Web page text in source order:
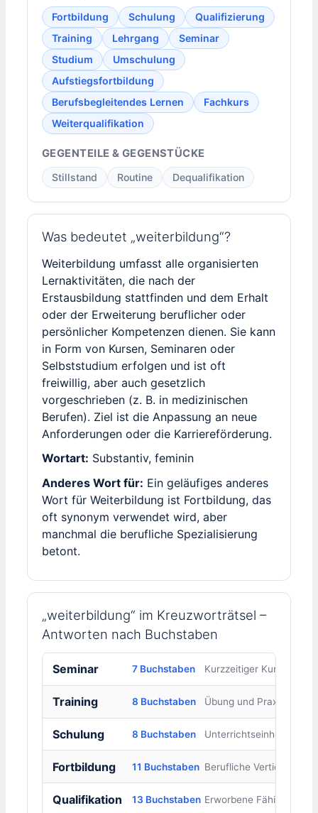
Fortbildung Schulung
Qualifizierung
Training
Lehrgang
Seminar
Studium
Umschulung
Aufstiegsfortbildung
Berufsbegleitendes Lernen
Fachkurs
Weiterqualifikation
GEGENTEILE & GEGENSTÜCKE
Stillstand Routine Dequalifikation
Was bedeutet „weiterbildung“?
Weiterbildung umfasst alle organisierten
Lernaktivitäten, die nach der
Erstausbildung stattfinden und dem Erhalt
oder der Erweiterung beruflicher oder
persönlicher Kompetenzen dienen. Sie kann
in Form von Kursen, Seminaren oder
Selbststudium erfolgen und ist oft
freiwillig, aber auch gesetzlich
vorgeschrieben (z. B. in medizinischen
Berufen). Ziel ist die Anpassung an neue
Anforderungen oder die Karriereförderung.
Wortart: Substantiv, feminin
Anderes Wort für: Ein geläufiges anderes
Wort für Weiterbildung ist Fortbildung, das
oft synonym verwendet wird, aber
manchmal die berufliche Spezialisierung
betont.
„weiterbildung“ im Kreuzworträtsel –
Antworten nach Buchstaben
Seminar 7 Buchstaben Kurzzeitiger Kurs
Training 8 Buchstaben Übung und Praxis
Schulung 8 Buchstaben Unterrichtseinheit
Fortbildung 11 Buchstaben Berufliche Vertiefung
Qualifikation 13 Buchstaben Erworbene Fähigkeit